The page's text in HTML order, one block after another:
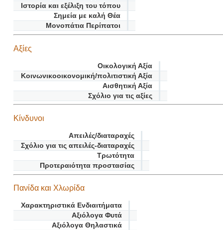
Ιστορία και εξέλιξη του τόπου
Σημεία με καλή Θέα
Μονοπάτια Περίπατοι
Αξίες
Οικολογική Αξία
Κοινωνικοοικονομική/πολιτιστική Αξία
Αισθητική Αξία
Σχόλιο για τις αξίες
Κίνδυνοι
Απειλές/διαταραχές
Σχόλιο για τις απειλές-διαταραχές
Τρωτότητα
Προτεραιότητα προστασίας
Πανίδα και Χλωρίδα
Χαρακτηριστικά Ενδιαιτήματα
Αξιόλογα Φυτά
Αξιόλογα Θηλαστικά